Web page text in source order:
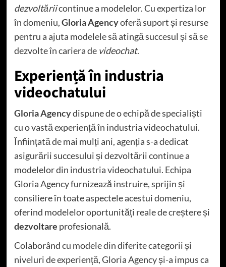
dezvoltăriicontinue a modelelor. Cu expertiza lor
în domeniu,Gloria Agencyoferă suport și resurse
pentru a ajuta modelele să atingă succesul și să se
dezvolte în cariera de videochat.
Experiență în industria
videochatului
Gloria Agencydispune de o echipă de specialiști
cu o vastă experiență în industria videochatului.
Înființată de mai mulți ani, agenția s-a dedicat
asigurării succesului și dezvoltării continue a
modelelor din industria videochatului. Echipa
Gloria Agency furnizează instruire, sprijin și
consiliere în toate aspectele acestui domeniu,
oferind modelelor oportunități reale de creștere și
dezvoltare profesională.
Colaborând cu modele din diferite categorii și
niveluri de experiență, Gloria Agency și-a impus ca